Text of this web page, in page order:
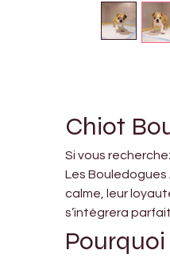
Chiot
Si vous
Les
calme, leur
s’intégrera